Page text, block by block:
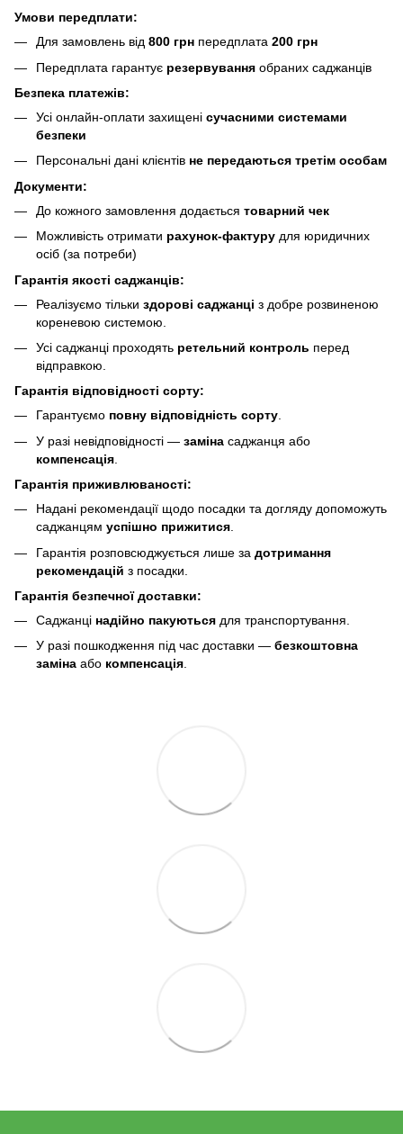
Умови передплати:
Для замовлень від 800 грн передплата 200 грн
Передплата гарантує резервування обраних саджанців
Безпека платежів:
Усі онлайн-оплати захищені сучасними системами
безпеки
Персональні дані клієнтів не передаються третім особам
Документи:
До кожного замовлення додається товарний чек
Можливість отримати рахунок-фактуру для юридичних
осіб (за потреби)
Гарантія якості саджанців:
Реалізуємо тільки здорові саджанці з добре розвиненою
кореневою системою.
Усі саджанці проходять ретельний контроль перед
відправкою.
Гарантія відповідності сорту:
Гарантуємо повну відповідність сорту.
У разі невідповідності — заміна саджанця або
компенсація
Гарантія приживлюваності:
Надані рекомендації щодо посадки та догляду допоможуть
саджанцям успішно прижитися
Гарантія розповсюджується лише за дотримання
рекомендацій з посадки.
Гарантія безпечної доставки:
Саджанці надійно пакуються для транспортування.
У разі пошкодження під час доставки — безкоштовна
заміна або компенсація.